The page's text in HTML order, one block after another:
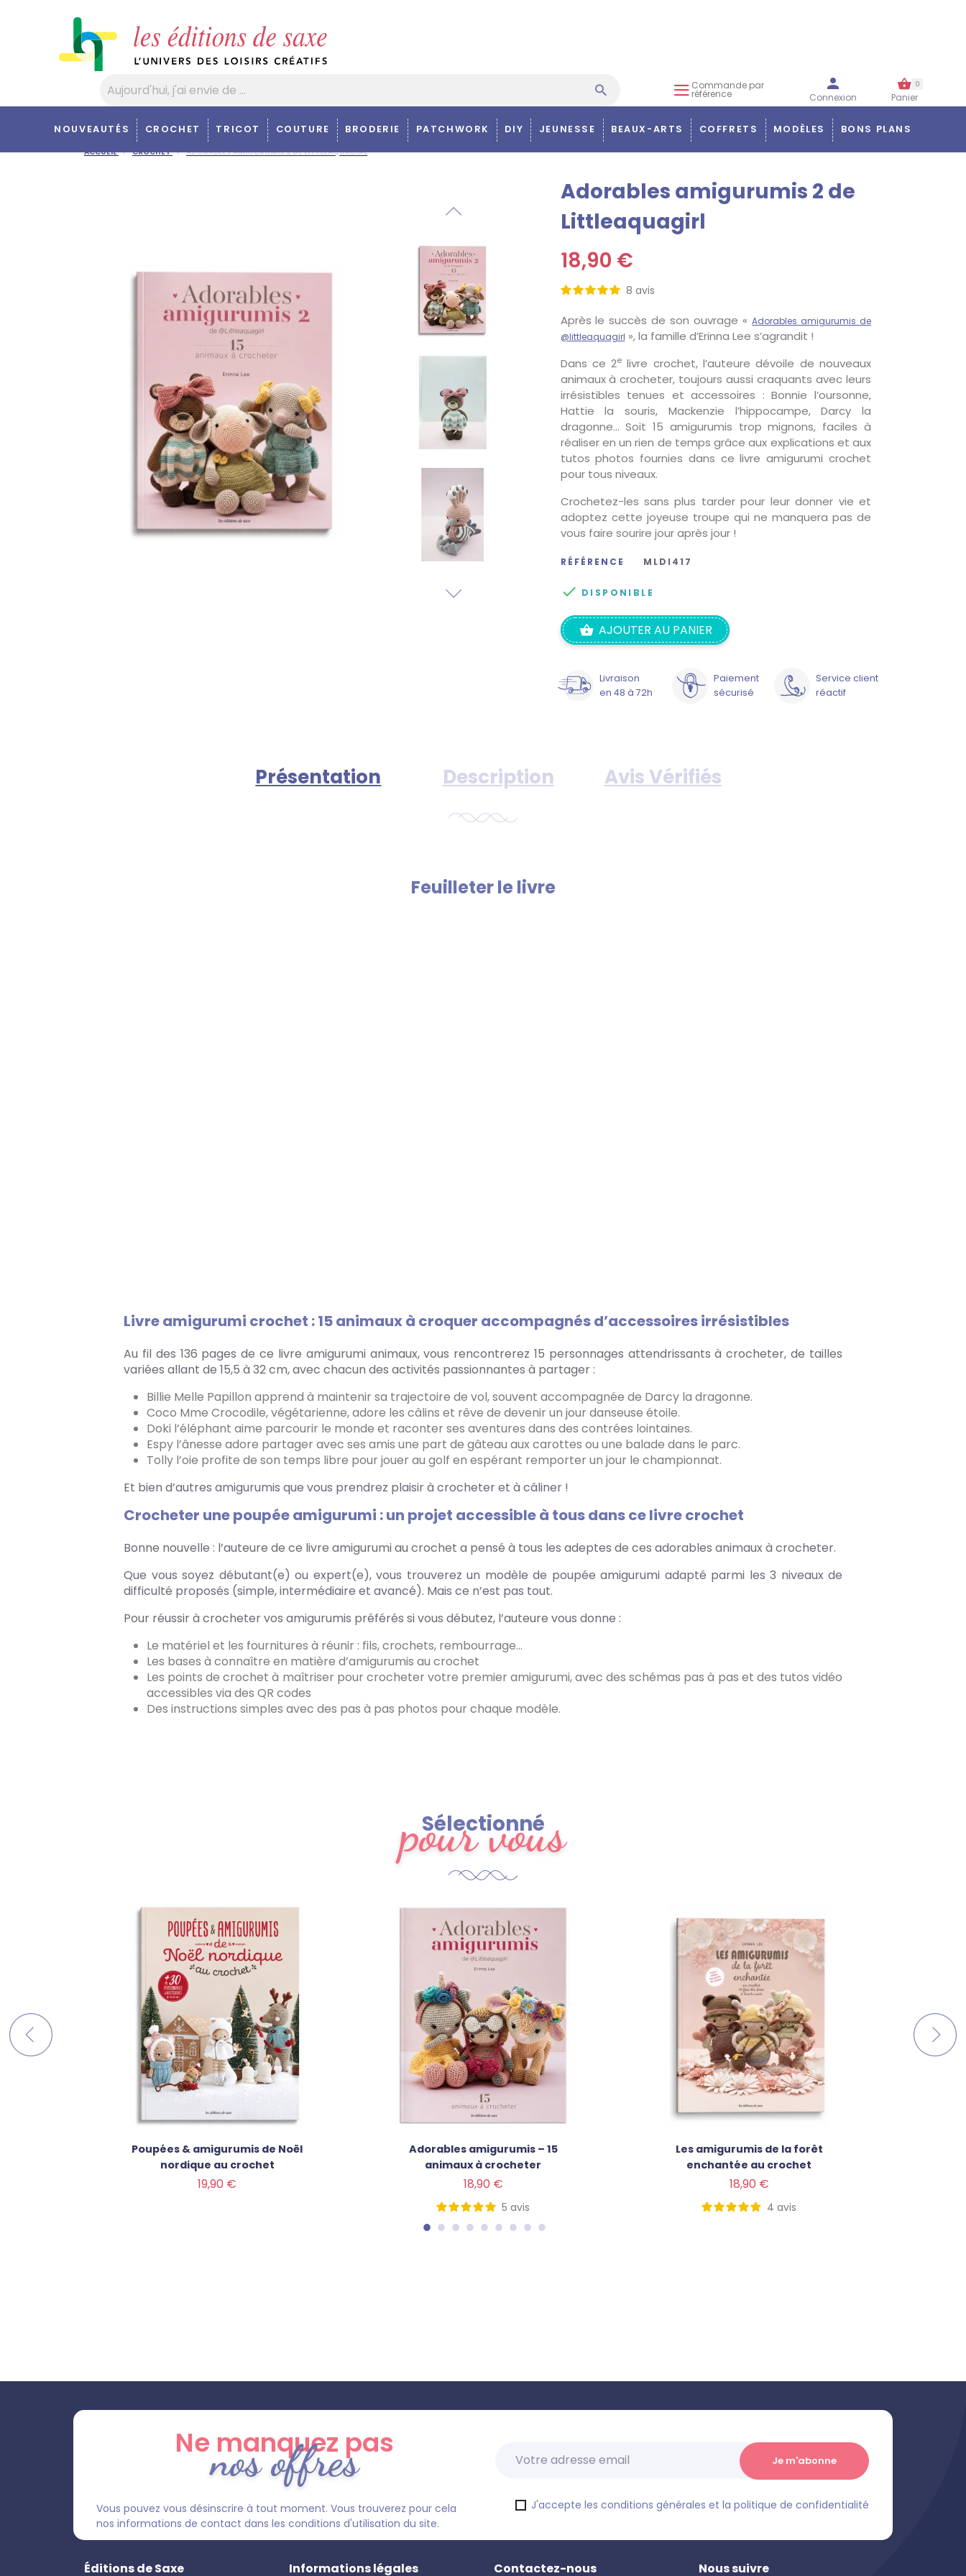
Commande par
référence Connexion Panier
0
NOUVEAUTÉS CROCHET TRICOT COUTURE BRODERIE PATCHWORK DIY JEUNESSE BEAUX-ARTS COFFRETS MODÈLES BONS PLANS
ACCUEIL CROCHET ADORABLES AMIGURUMIS 2 DE LITTLEAQUAGIRL
Adorables amigurumis 2 de
Littleaquagirl
18,90 €
8 avis
Après le succès de son ouvrage «Adorables amigurumis de
@littleaquagirl », la famille d’Erinna Lee s’agrandit !
Dans ce 2e livre crochet, l’auteure dévoile de nouveaux
animaux à crocheter, toujours aussi craquants avec leurs
irrésistibles tenues et accessoires : Bonnie l’oursonne,
Hattie la souris, Mackenzie l’hippocampe, Darcy la
dragonne… Soit 15 amigurumis trop mignons, faciles à
réaliser en un rien de temps grâce aux explications et aux
tutos photos fournies dans ce livre amigurumi crochet
pour tous niveaux.
Crochetez-les sans plus tarder pour leur donner vie et
adoptez cette joyeuse troupe qui ne manquera pas de
vous faire sourire jour après jour !
RÉFÉRENCE MLDI417
 DISPONIBLE
AJOUTER AU PANIER
Livraison
en 48 à 72h
Paiement
sécurisé
Service client
réactif
Présentation Description Avis Vérifiés
Feuilleter le livre
Livre amigurumi crochet : 15 animaux à croquer accompagnés d’accessoires irrésistibles
Au fil des 136 pages de ce livre amigurumi animaux, vous rencontrerez 15 personnages attendrissants à crocheter, de tailles
variées allant de 15,5 à 32 cm, avec chacun des activités passionnantes à partager :
Billie Melle Papillon apprend à maintenir sa trajectoire de vol, souvent accompagnée de Darcy la dragonne.
Coco Mme Crocodile, végétarienne, adore les câlins et rêve de devenir un jour danseuse étoile.
Doki l’éléphant aime parcourir le monde et raconter ses aventures dans des contrées lointaines.
Espy l’ânesse adore partager avec ses amis une part de gâteau aux carottes ou une balade dans le parc.
Tolly l’oie profite de son temps libre pour jouer au golf en espérant remporter un jour le championnat.
Et bien d’autres amigurumis que vous prendrez plaisir à crocheter et à câliner !
Crocheter une poupée amigurumi : un projet accessible à tous dans ce livre crochet
Bonne nouvelle : l’auteure de ce livre amigurumi au crochet a pensé à tous les adeptes de ces adorables animaux à crocheter.
Que vous soyez débutant(e) ou expert(e), vous trouverez un modèle de poupée amigurumi adapté parmi les 3 niveaux de
difficulté proposés (simple, intermédiaire et avancé). Mais ce n’est pas tout.
Pour réussir à crocheter vos amigurumis préférés si vous débutez, l’auteure vous donne :
Le matériel et les fournitures à réunir : fils, crochets, rembourrage…
Les bases à connaître en matière d’amigurumis au crochet
Les points de crochet à maîtriser pour crocheter votre premier amigurumi, avec des schémas pas à pas et des tutos vidéo
accessibles via des QR codes
Des instructions simples avec des pas à pas photos pour chaque modèle.
Sélectionné
pour vous
Poupées & amigurumis de Noël
nordique au crochet
19,90 €
Adorables amigurumis – 15
animaux à crocheter
18,90 €
5 avis
Les amigurumis de la forêt
enchantée au crochet
18,90 €
4 avis
Ne manquez pas
nos offres
Vous pouvez vous désinscrire à tout moment. Vous trouverez pour cela
nos informations de contact dans les conditions d'utilisation du site.
J'accepte les conditions générales et la politique de confidentialité
Éditions de Saxe Informations légales Contactez-nous Nous suivre